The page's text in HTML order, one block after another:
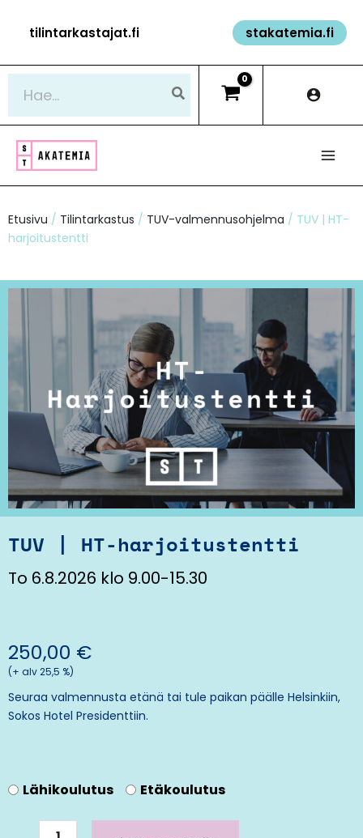
sisältöön
tilintarkastajat.fi stakatemia.fi
Etusivu / Tilintarkastus / TUV-valmennusohjelma / TUV | HT-
harjoitustentti
TUV | HT-harjoitustentti
To 6.8.2026 klo 9.00-15.30
250,00 €
(+ alv 25,5 %)
Seuraa valmennusta etänä tai tule paikan päälle Helsinkiin,
Sokos Hotel Presidenttiin.
Lähikoulutus Etäkoulutus
|